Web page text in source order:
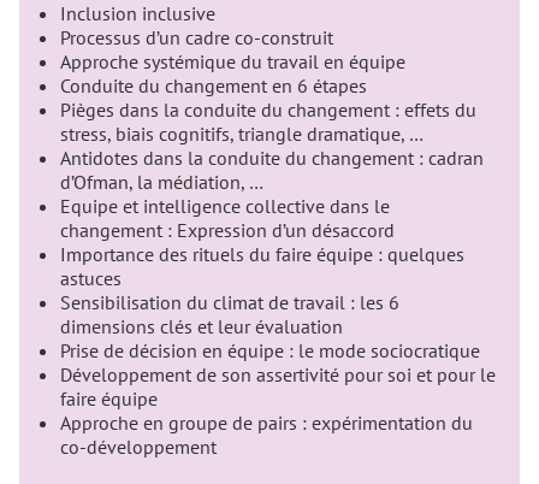
Inclusion inclusive
Processus d’un cadre co-construit
Approche systémique du travail en équipe
Conduite du changement en 6 étapes
Pièges dans la conduite du changement : effets du
stress, biais cognitifs, triangle dramatique, …
Antidotes dans la conduite du changement : cadran
d’Ofman, la médiation, …
Equipe et intelligence collective dans le
changement : Expression d’un désaccord
Importance des rituels du faire équipe : quelques
astuces
Sensibilisation du climat de travail : les 6
dimensions clés et leur évaluation
Prise de décision en équipe : le mode sociocratique
Développement de son assertivité pour soi et pour le
faire équipe
Approche en groupe de pairs : expérimentation du
co-développement